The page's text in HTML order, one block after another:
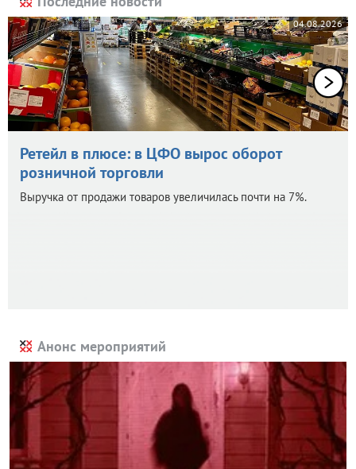
04.08.2026
Ретейл в плюсе: в ЦФО вырос оборот
розничной торговли
Выручка от продажи товаров увеличилась почти на 7%.
Анонс мероприятий